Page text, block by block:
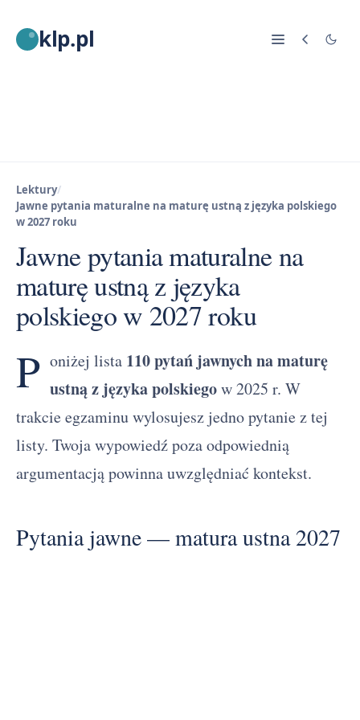
klp.pl
Lektury/
Jawne pytania maturalne na maturę ustną z języka polskiego
w 2027 roku
Jawne pytania maturalne na
maturę ustną z języka
polskiego w 2027 roku
P oniżej lista 110 pytań jawnych na maturę
ustną z języka polskiegow 2025 r. W
trakcie egzaminu wylosujesz jedno pytanie z tej
listy. Twoja wypowiedź poza odpowiednią
argumentacją powinna uwzględniać kontekst.
Pytania jawne — matura ustna 2027